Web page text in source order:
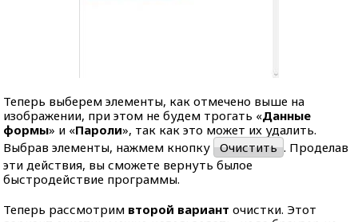
Теперь выберем элементы, как отмечено выше на
изображении, при этом не будем трогать «Данные
формы» и «Пароли», так как это может их удалить.
Выбрав элементы, нажмем кнопку
Очистить . Проделав
эти действия, вы сможете вернуть былое
быстродействие программы.
Теперь рассмотрим второй вариант очистки. Этот